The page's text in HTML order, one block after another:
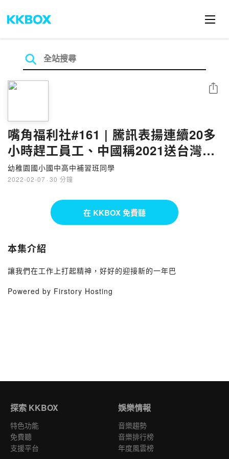
嘴角福利社#161 | 騰訊表揚連續20多
小時趕工員工、中國稱2021送台灣
1333萬劑疫苗、中國竄改電影結局
幼稚園國小國中高中補習班同學
2022-02-07 · 30 分鐘
分享
在 KKBOX 免費聽
本集介紹
讓我們在工作上打起精神，好好的迎接新的一年巴
Powered by Firstory Hosting
探索 KKBOX
特色功能
免費聽
支援平台
娛樂情報
音樂趨勢
音樂排行榜
年度風雲榜